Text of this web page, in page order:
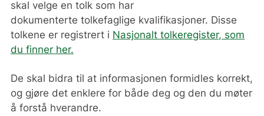
skal velge en tolk som har
dokumenterte tolkefaglige kvalifikasjoner. Disse
tolkene er registrert i Nasjonalt tolkeregister, som
du finner her.
De skal bidra til at informasjonen formidles korrekt,
og gjøre det enklere for både deg og den du møter
å forstå hverandre.